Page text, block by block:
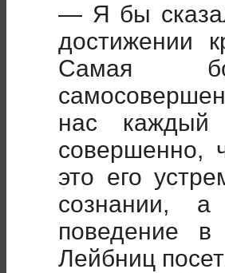
— Я бы
достижении
Самая
нас каждый
совершенно,
это его
сознании,
поведение
Лейбниц